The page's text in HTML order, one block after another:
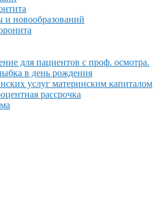
и новообразований
для пациентов с проф. осмотра.
в день рождения
услуг материнским капиталом
рассрочка